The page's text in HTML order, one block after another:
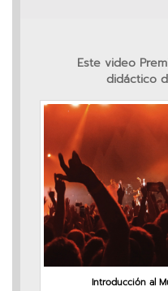
Este video
didáctico
Introducción al